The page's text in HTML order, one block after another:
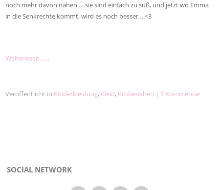
noch mehr davon nähen…. sie sind einfach zu süß, und jetzt wo Emma
in die Senkrechte kommt, wird es noch besser….<3
Weiterlesen……
Veröffentlicht in Kinderkleidung, Kleid, Probenähen | 1 Kommentar
SOCIAL NETWORK